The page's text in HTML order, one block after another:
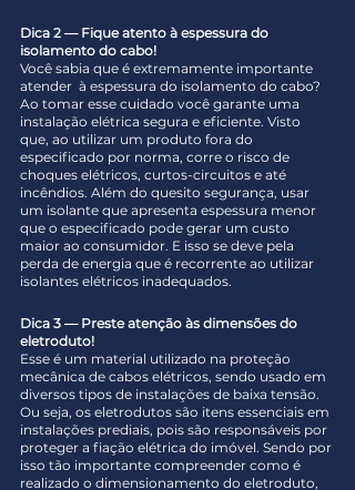
Dica 2 — Fique atento à espessura do
isolamento do cabo!
Você sabia que é extremamente importante
atender  à espessura do isolamento do cabo?
Ao tomar esse cuidado você garante uma
instalação elétrica segura e eficiente. Visto
que, ao utilizar um produto fora do
especificado por norma, corre o risco de
choques elétricos, curtos-circuitos e até
incêndios. Além do quesito segurança, usar
um isolante que apresenta espessura menor
que o especificado pode gerar um custo
maior ao consumidor. E isso se deve pela
perda de energia que é recorrente ao utilizar
isolantes elétricos inadequados.
Dica 3 — Preste atenção às dimensões do
eletroduto!
Esse é um material utilizado na proteção
mecânica de cabos elétricos, sendo usado em
diversos tipos de instalações de baixa tensão.
Ou seja, os eletrodutos são itens essenciais em
instalações prediais, pois são responsáveis por
proteger a fiação elétrica do imóvel. Sendo por
isso tão importante compreender como é
realizado o dimensionamento do eletroduto,